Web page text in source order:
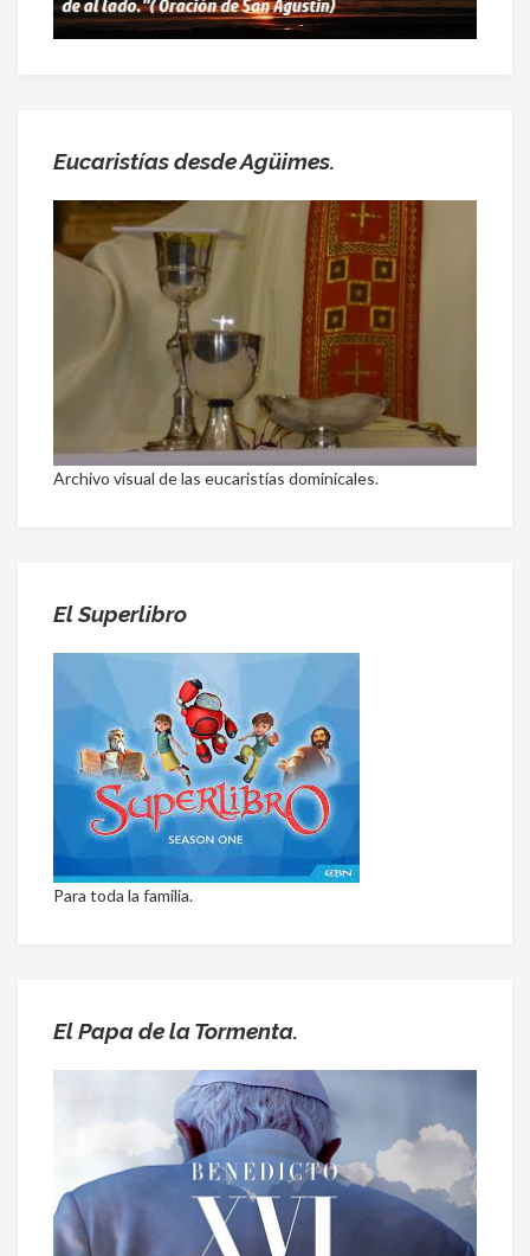
Eucaristías desde Agüimes.
Archivo visual de las eucaristías dominicales.
El Superlibro
Para toda la familia.
El Papa de la Tormenta.